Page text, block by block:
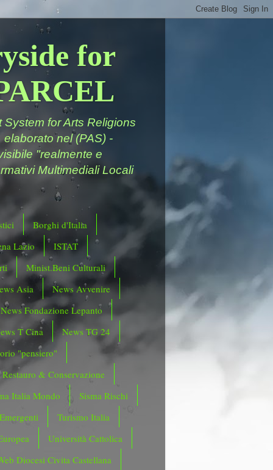
for
for Arts Religions
nel (PAS) -
"realmente e
Multimediali Locali
Borghi d'Italia
Lazio
ISTAT
Minist.Beni Culturali
Asia
News Avvenire
News Fondazione Lepanto
T Cina
News TG 24
"pensiero"
Restauro & Conservazione
Italia Mondo
Sisma Rischi
Turismo Italia
Università Cattolica
Diocesi Civita Castellana